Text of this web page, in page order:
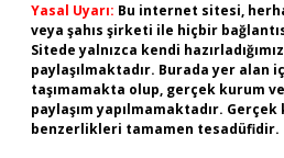
Yasal Uyarı: Bu internet sitesi,
veya şahıs şirketi ile hiçbir
Sitede yalnızca kendi
paylaşılmaktadır. Burada yer alan
taşımamakta olup, gerçek kurum
paylaşım yapılmamaktadır.
benzerlikleri tamamen tesadüfidir.